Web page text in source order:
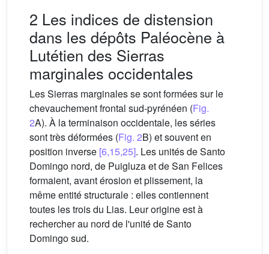
2 Les indices de distension
dans les dépôts Paléocène à
Lutétien des Sierras
marginales occidentales
Les Sierras marginales se sont formées sur le
chevauchement frontal sud-pyrénéen (Fig.
2A). À la terminaison occidentale, les séries
sont très déformées (Fig. 2B) et souvent en
position inverse [6,15,25]. Les unités de Santo
Domingo nord, de Puigluza et de San Felices
formaient, avant érosion et plissement, la
même entité structurale : elles contiennent
toutes les trois du Lias. Leur origine est à
rechercher au nord de l'unité de Santo
Domingo sud.